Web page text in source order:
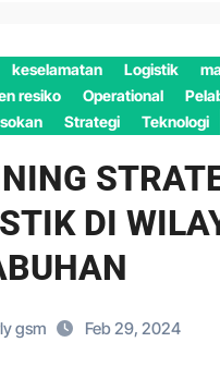
keselamatan Logistik
resiko
Operational
Strategi Teknologi
DI
gsm Feb 29, 2024